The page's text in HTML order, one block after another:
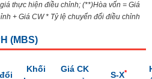
thực hiện điều chỉnh; (**)Hòa vốn = Giá
+ Giá CW * Tỷ lệ chuyển đổi điều chỉnh
(MBS)
Khối
Giá CK
S-X*